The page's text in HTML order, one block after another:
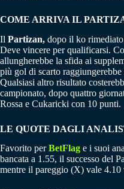
COME ARRIVA IL
Il Partizan, dopo il ko
Deve vincere per qualificarsi.
allungherebbe la sfida ai
più gol di scarto
Qualsiasi altro risultato
campionato, dopo quattro
Rossa e Cukaricki con 10 punti.
LE QUOTE DAGLI
Favorito perBetFlag e i suoi
bancata a 1.55, il successo del
mentre il pareggio (X) vale 4.10